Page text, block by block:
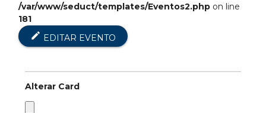
/var/www/seduct/templates/Eventos2.php on line
181
edit EDITAR EVENTO
Alterar Card